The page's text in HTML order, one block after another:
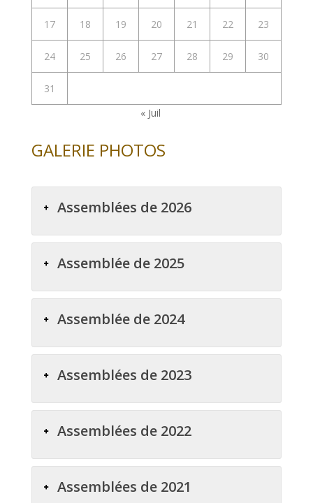
17 18 19 20 21 22 23
24 25 26 27 28 29 30
31
« Juil
GALERIE PHOTOS
Assemblées de 2026
Assemblée de 2025
Assemblée de 2024
Assemblées de 2023
Assemblées de 2022
Assemblées de 2021